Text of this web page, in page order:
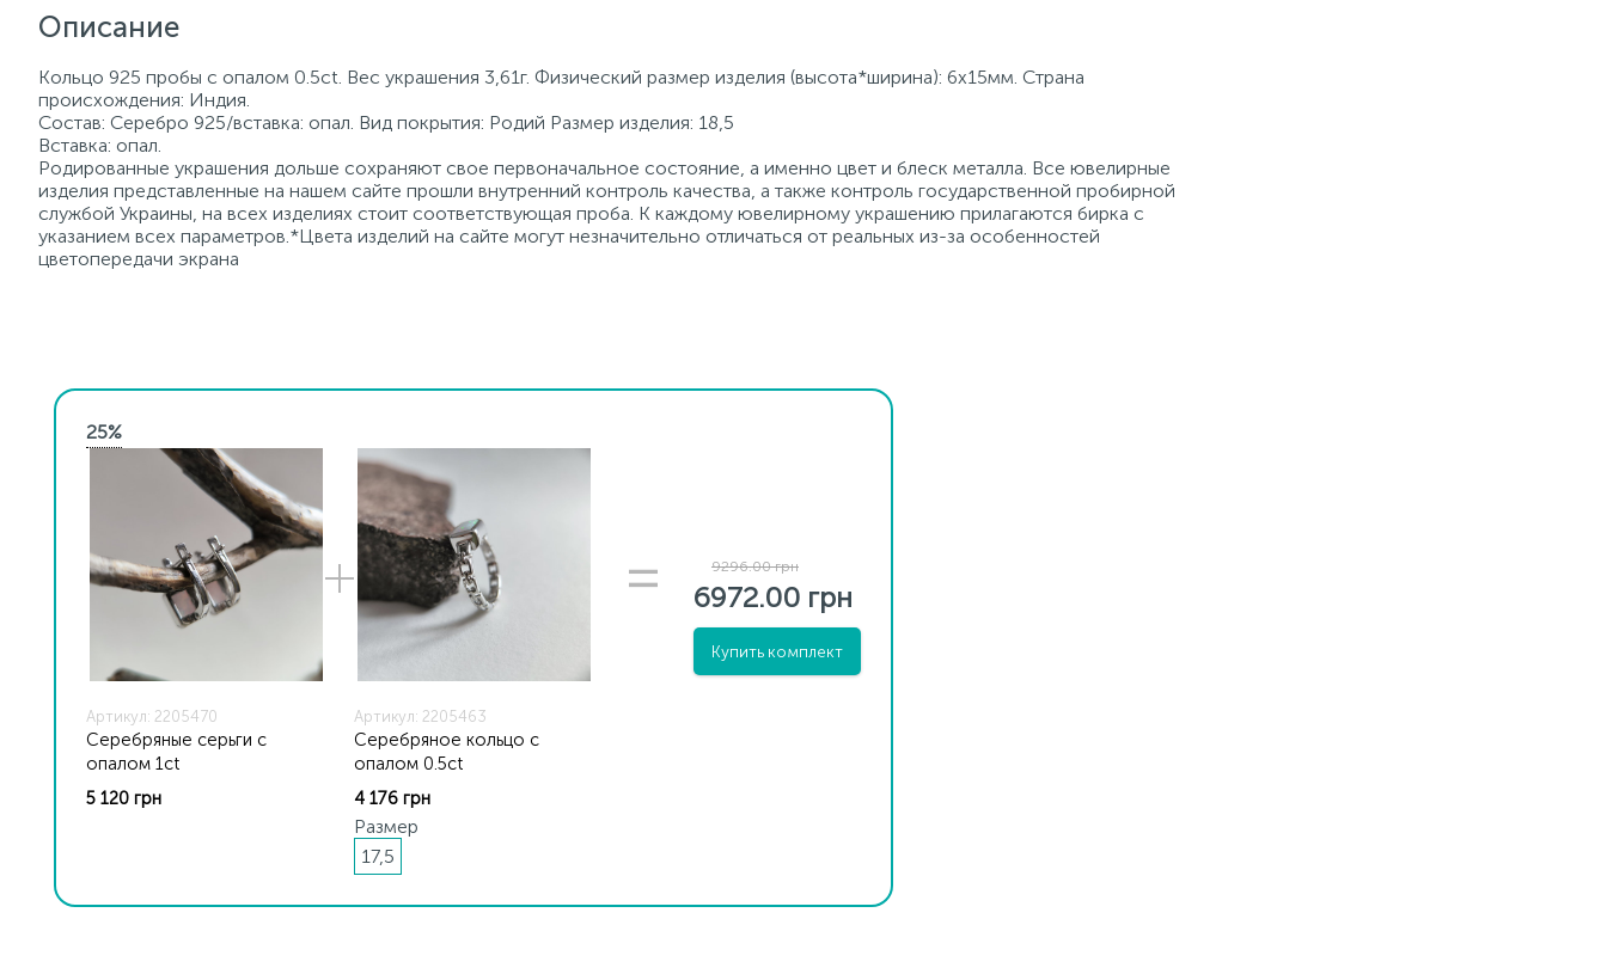
Описание
Кольцо 925 пробы с опалом 0.5ct. Вес украшения 3,61г. Физический размер изделия (высота*ширина): 6х15мм. Страна
происхождения: Индия.
Состав: Серебро 925/вставка: опал. Вид покрытия: Родий Размер изделия: 18,5
Вставка: опал.
Родированные украшения дольше сохраняют свое первоначальное состояние, а именно цвет и блеск металла. Все ювелирные
изделия представленные на нашем сайте прошли внутренний контроль качества, а также контроль государственной пробирной
службой Украины, на всех изделиях стоит соответствующая проба. К каждому ювелирному украшению прилагаются бирка с
указанием всех параметров.*Цвета изделий на сайте могут незначительно отличаться от реальных из-за особенностей
цветопередачи экрана
25%
Артикул: 2205470
Серебряные серьги с
опалом 1ct
5 120 грн
Артикул: 2205463
Серебряное кольцо с
опалом 0.5ct
4 176 грн
Размер
17,5
9296.00 грн
6972.00 грн
Купить комплект